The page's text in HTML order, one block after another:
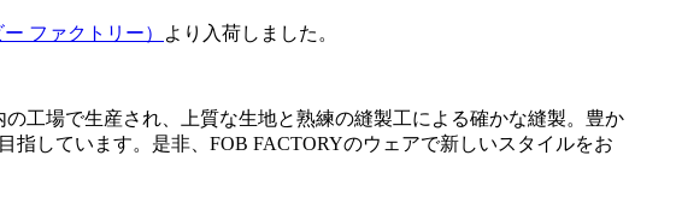
ファクトリー） より入荷しました。
工場で生産され、上質な生地と熟練の縫製工による確かな縫製。豊か
しています。是非、FOB FACTORYのウェアで新しいスタイルをお